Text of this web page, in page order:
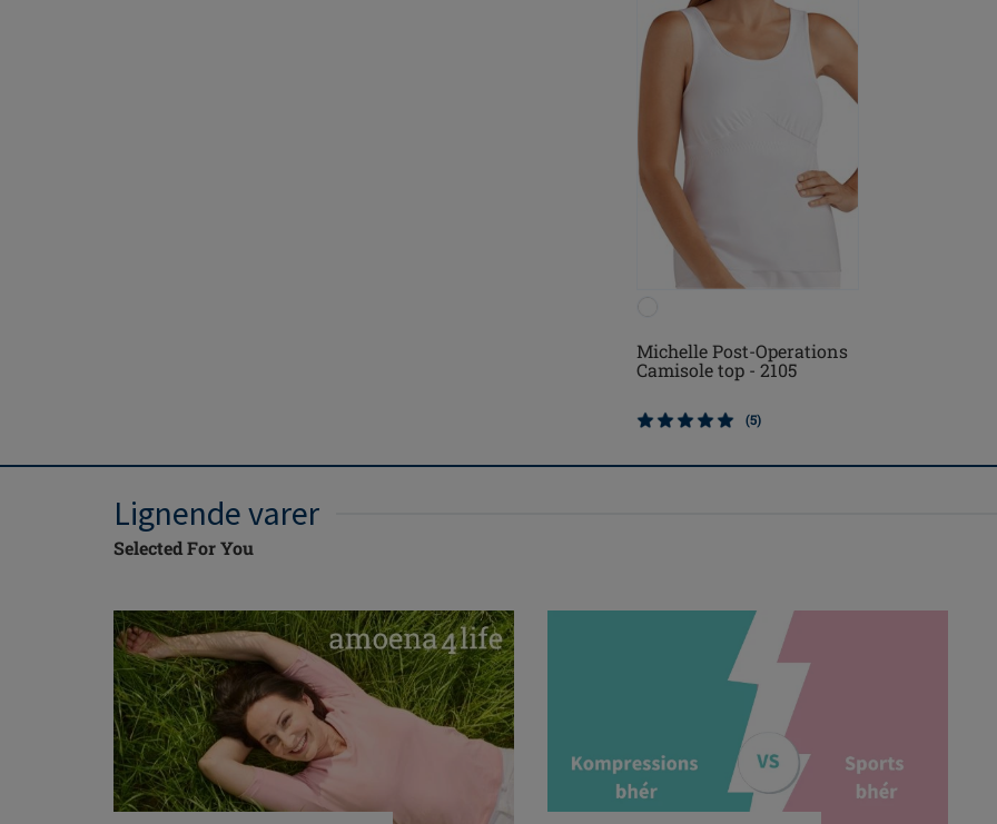
Michelle Post-Operations
Camisole top - 2105
(5)
Lignende varer
Selected For You